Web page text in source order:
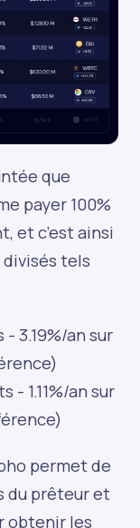
que
payer 100%
et c’est ainsi
divisés tels
- 3.19%/an sur
- 1.11%/an sur
permet de
du prêteur et
obtenir les